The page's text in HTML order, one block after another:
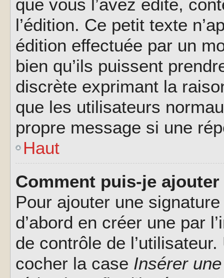
que vous l’avez édité,
l’édition. Ce petit texte
édition effectuée par un
bien qu’ils puissent
discrète exprimant la
que les utilisateurs
propre message si une
Haut
Comment puis-je
Pour ajouter une
d’abord en créer une par
de contrôle de
cocher la case Insérer